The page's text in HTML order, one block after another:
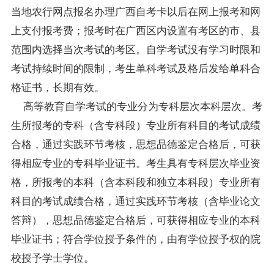
当地农行网点报名办理广西自考卡以后在网上报考和网
上支付报考费；报考时在广西区内设置有考区的市、县
范围内选择当次考试的考区。自学考试没有学习时限和
考试持续时间的限制，考生单科考试及格后发给单科合
格证书，长期有效。
高等教育自学考试的专业分为专科层次本科层次。考
生所报考的专科（含专科段）专业所有科目的考试成绩
合格，通过实践环节考核，思想品德鉴定合格后，可获
得相应专业的专科毕业证书。考生具有专科层次毕业资
格，所报考的本科（含本科段和独立本科段）专业所有
科目的考试成绩合格，通过实践环节考核（含毕业论文
答辩），思想品德鉴定合格后，可获得相应专业的本科
毕业证书；符合学位授予条件的，由有学位授予权的院
校授予学士学位。